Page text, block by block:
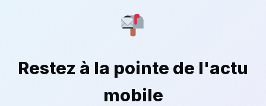
Restez à la pointe de l'actu
mobile